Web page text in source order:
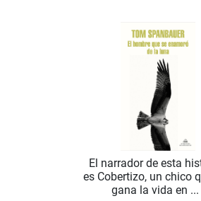
El narrador de esta
es Cobertizo, un chico
gana la vida en ...